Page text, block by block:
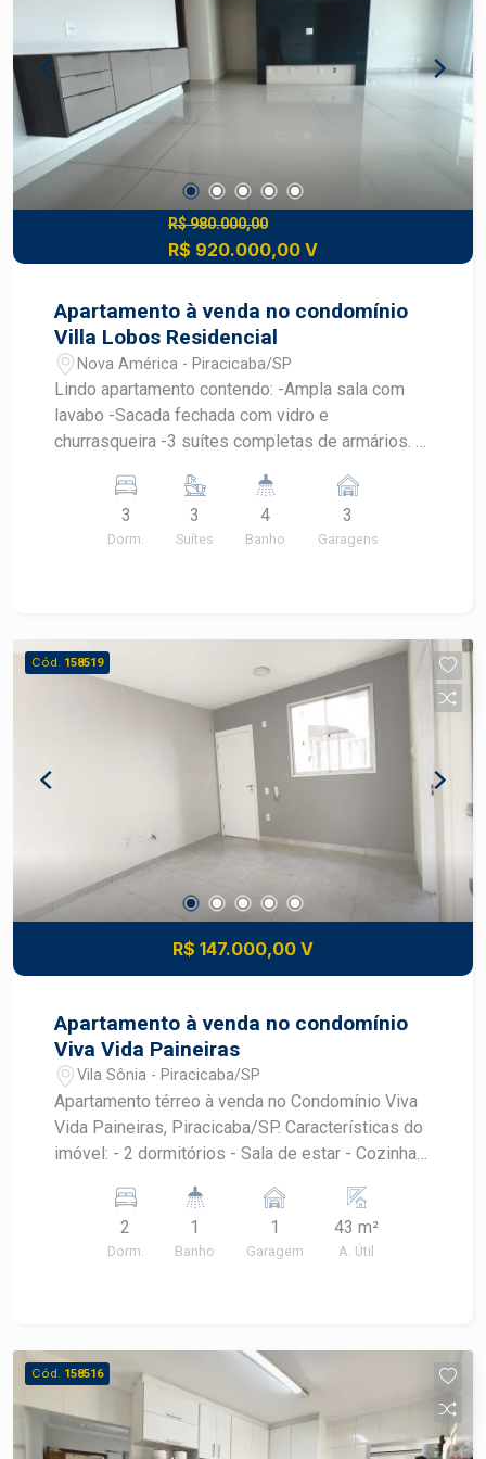
e serviços. - Esteja próximo a Rodovia Luiz de
Queiroz, dando fácil acesso às principais áreas
da cidade. Agende sua visita com Corretores
Frias Neto
R$ 980.000,00
R$ 920.000,00 V
Apartamento à venda no condomínio
Villa Lobos Residencial
Nova América - Piracicaba/SP
Lindo apartamento contendo: -Ampla sala com
lavabo -Sacada fechada com vidro e
churrasqueira -3 suítes completas de armários. -
-2 vagas -Lazer completo
3
Dorm.
3
Suítes
4
Banho
3
Garagens
Cód. 158519
R$ 147.000,00 V
Apartamento à venda no condomínio
Viva Vida Paineiras
Vila Sônia - Piracicaba/SP
Apartamento térreo à venda no Condomínio Viva
Vida Paineiras, Piracicaba/SP. Características do
imóvel: - 2 dormitórios - Sala de estar - Cozinha -
Piso e pintura novas O condomínio oferece:
Campo de futebol, churrasqueira, playground,
jardim, estacionamento para visitantes. Ideal para
2
Dorm.
1
Banho
1
Garagem
43 m²
A. Útil
Cód. 158516